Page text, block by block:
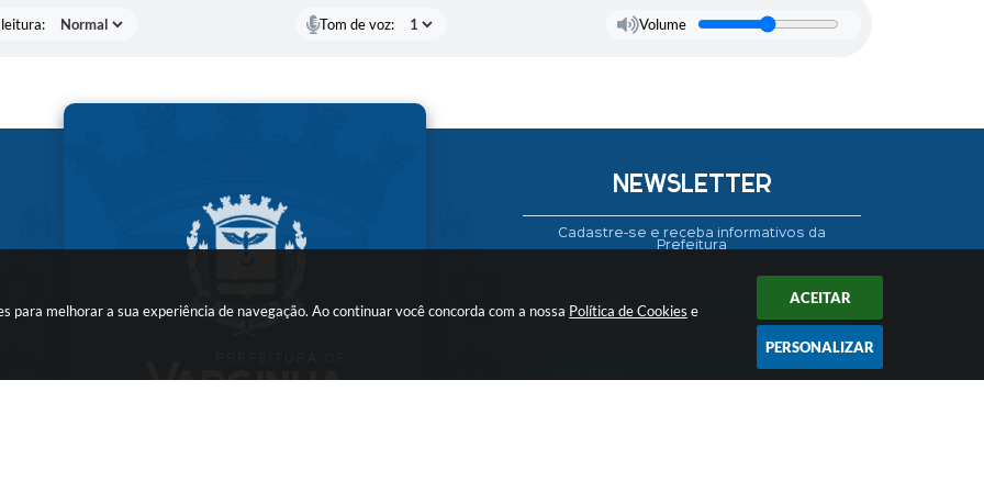
para melhorar a sua experiência de navegação. Ao continuar você concorda com a nossa Política de Cookies e
ACEITAR
PERSONALIZAR
Tom de voz: Volume
NEWSLETTER
Cadastre-se e receba informativos da
Prefeitura